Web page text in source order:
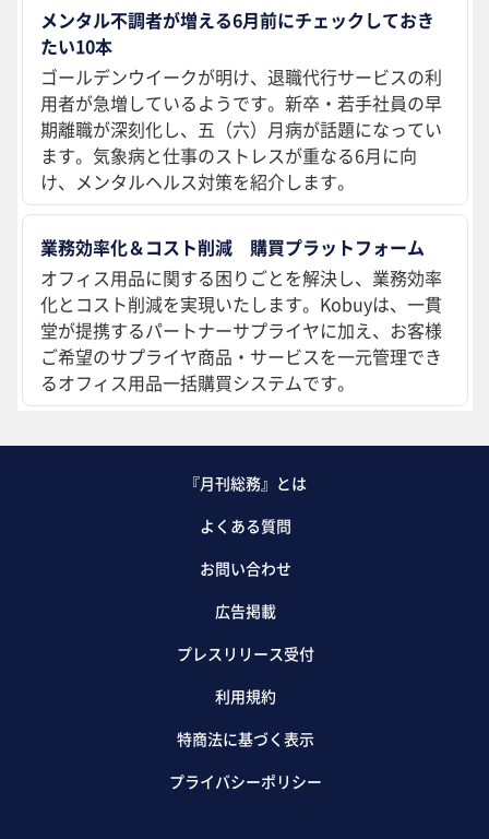
メンタル不調者が増える6月前にチェックしておき
たい10本
ゴールデンウイークが明け、退職代行サービスの利
用者が急増しているようです。新卒・若手社員の早
期離職が深刻化し、五（六）月病が話題になってい
ます。気象病と仕事のストレスが重なる6月に向
け、メンタルヘルス対策を紹介します。
業務効率化＆コスト削減 購買プラットフォーム
オフィス用品に関する困りごとを解決し、業務効率
化とコスト削減を実現いたします。Kobuyは、一貫
堂が提携するパートナーサプライヤに加え、お客様
ご希望のサプライヤ商品・サービスを一元管理でき
るオフィス用品一括購買システムです。
『月刊総務』とは
よくある質問
お問い合わせ
広告掲載
プレスリリース受付
利用規約
特商法に基づく表示
プライバシーポリシー